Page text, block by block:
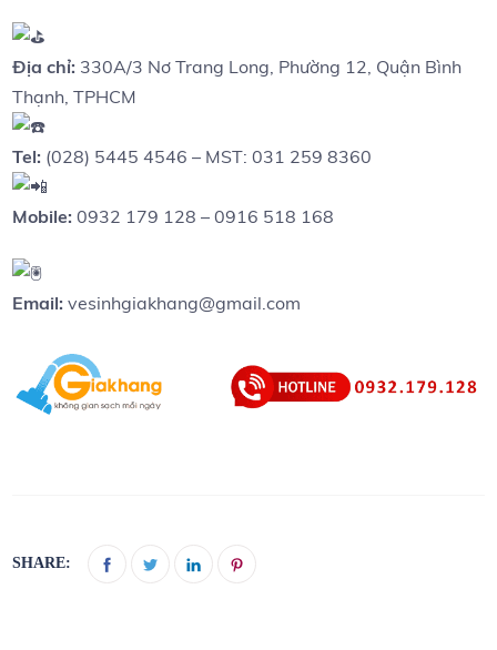
Địa chỉ: 330A/3 Nơ Trang Long, Phường 12, Quận Bình
Thạnh, TPHCM
Tel: (028) 5445 4546 – MST: 031 259 8360
Mobile: 0932 179 128 – 0916 518 168
Email: vesinhgiakhang@gmail.com
SHARE: